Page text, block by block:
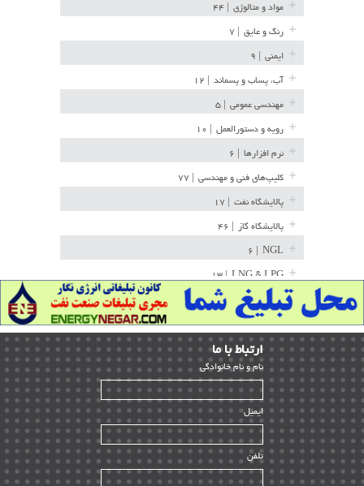
مواد و متالوژی
رنگ و عایق
ایمنی
آب، پساب و پسماند
مهندسی عمومی
رویه و دستورالعمل
نرم افزارها
کلیپ‌های فنی و مهندسی
پالایشگاه نفت
پالایشگاه گاز
NGL
LNG & LPG | ۱۳
خط لوله | ۳۶
مخازن ذخیره | ۱۵
پتروشیمی | ۱۴
بازرسی و QC | ۱۵
HSE | ۳۹
ساخت و نصب | ۱۲
راه اندازی | ۹
سازندگان و تامین کنندگان | ۱۰
ارﺗﺒﺎط ﺑﺎ ما
ﻧﺎم و ﻧﺎم ﺧﺎﻧﻮادﮔﻰ
ایمیل
تلفن